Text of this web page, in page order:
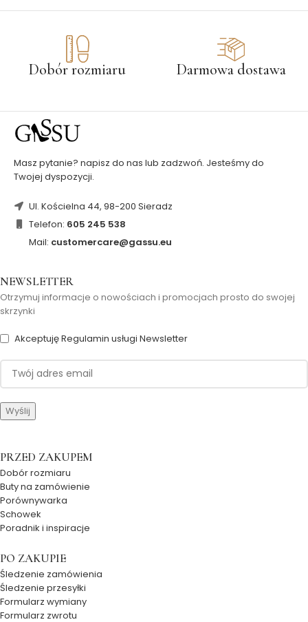
Dobór rozmiaru Darmowa dostawa
Masz pytanie? napisz do nas lub zadzwoń. Jesteśmy do
Twojej dyspozycji.
Ul. Kościelna 44, 98-200 Sieradz
Telefon: 605 245 538
Mail: customercare@gassu.eu
NEWSLETTER
Otrzymuj informacje o nowościach i promocjach prosto do swojej
skrzynki
Akceptuję Regulamin usługi Newsletter
PRZED ZAKUPEM
Dobór rozmiaru
Buty na zamówienie
Porównywarka
Schowek
Poradnik i inspiracje
PO ZAKUPIE
Śledzenie zamówienia
Śledzenie przesyłki
Formularz wymiany
Formularz zwrotu